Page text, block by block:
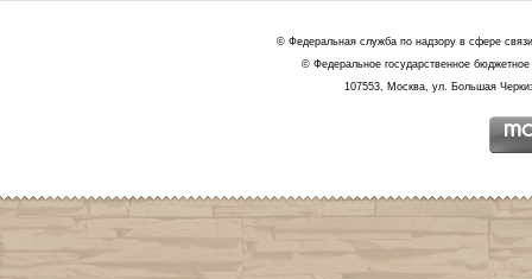
© Федеральная служба по надзору в сфере
© Федеральное государственное
107553, Москва, ул. Большая